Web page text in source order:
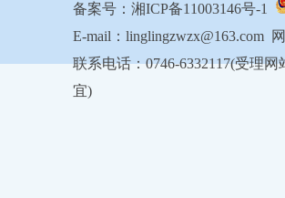
备案号：湘ICP备11003146号-1
E-mail：linglingzwzx@163.com
联系电话：0746-6332117(受理
宜)